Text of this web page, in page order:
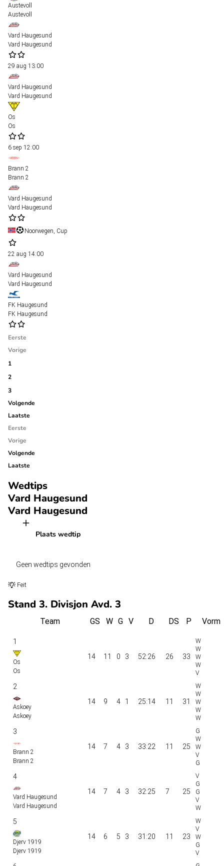
Austevoll
Austevoll
Vard Haugesund
Vard Haugesund
29 aug 13:00
Vard Haugesund
Vard Haugesund
Os
Os
6 sep 12:00
Brann 2
Brann 2
Vard Haugesund
Vard Haugesund
Noorwegen, Cup
22 aug 14:00
Vard Haugesund
Vard Haugesund
FK Haugesund
FK Haugesund
Eerste
Vorige
1
2
3
Volgende
Laatste
Eerste
Vorige
Volgende
Laatste
Wedtips
Vard Haugesund
Vard Haugesund
Plaats wedtip
Geen wedtips gevonden
Feit
Stand 3. Divisjon Avd. 3
Team GS W G V D DS P Vorm
1
Os
Os
14 11 0 3 52:26 26 33
2
Askoey
Askoey
14 9 4 1 25:14 11 31
3
Brann 2
Brann 2
14 7 4 3 33:22 11 25
4
Vard Haugesund
Vard Haugesund
14 7 4 3 32:25 7 25
5
Djerv 1919
Djerv 1919
14 6 5 3 31:20 11 23